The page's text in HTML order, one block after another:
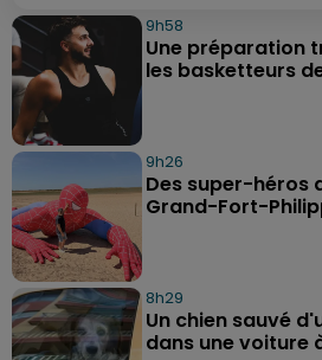
9h58
Une préparation
les basketteurs
9h26
Des super-héros
Grand-Fort-
8h29
Un chien sauvé
dans une voiture